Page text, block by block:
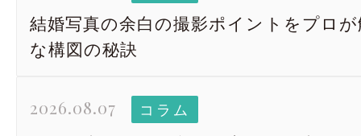
結婚写真の余白の撮影ポイントをプロ
な構図の秘訣
2026.08.07 コラム